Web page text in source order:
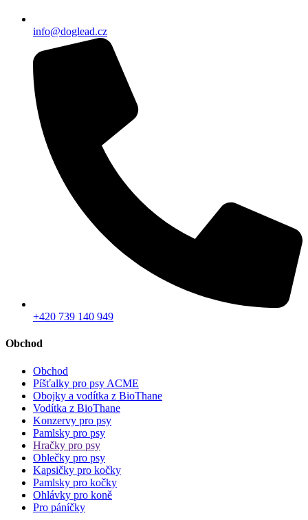
info@doglead.cz
+420 739 140 949
Obchod
Obchod
Píšťalky pro psy ACME
Obojky a vodítka z BioThane
Vodítka z BioThane
Konzervy pro psy
Pamlsky pro psy
Hračky pro psy
Oblečky pro psy
Kapsičky pro kočky
Pamlsky pro kočky
Ohlávky pro koně
Pro páníčky